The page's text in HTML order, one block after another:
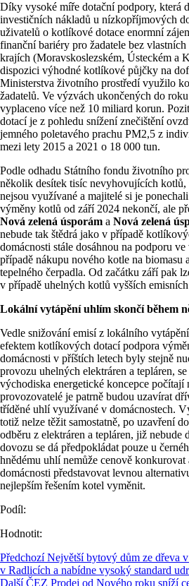
Díky vysoké míře dotační podpory, která
investičních nákladů u nízkopříjmových
uživatelů o kotlíkové dotace enormní
finanční bariéry pro žadatele bez
krajích (Moravskoslezském, Ústeckém a
dispozici výhodné kotlíkové půjčky na
Ministerstva životního prostředí využilo
žadatelů. Ve výzvách ukončených do
vyplaceno více než 10 miliard korun.
dotací je z pohledu snížení znečištění
jemného poletavého prachu PM2,5 z
mezi lety 2015 a 2021 o 18 000 tun.
Podle odhadu Státního fondu životního
několik desítek tisíc nevyhovujících kotlů,
nejsou využívané a majitelé si je
výměny kotlů od září 2024 nekončí, ale
Nová zelená úsporám a Nová zelená
nebude tak štědrá jako v případě
domácnosti stále dosáhnou na podporu
případě nákupu nového kotle na
tepelného čerpadla. Od začátku září pak
v případě uhelných kotlů vyšších
Lokální vytápění uhlím skončí během
Vedle snižování emisí z lokálního
efektem kotlíkových dotací podpora
domácnosti v příštích letech byly stejně
provozu uhelných elektráren a tepláren,
východiska energetické koncepce počítají
provozovatelé je patrně budou uzavírat
tříděné uhlí využívané v domácnostech.
totiž nelze těžit samostatně, po uzavření
odběru z elektráren a tepláren, již nebude
dovozu se dá předpokládat pouze u
hnědému uhlí nemůže cenově konkurovat
domácnosti představovat levnou
nejlepším řešením kotel vyměnit.
Podíl:
Hodnotit:
Předchozí Největší bytový dům ze dřeva
v Radlicích a nabídne vysoký standard
Další ČEZ Prodej od Nového roku sníží